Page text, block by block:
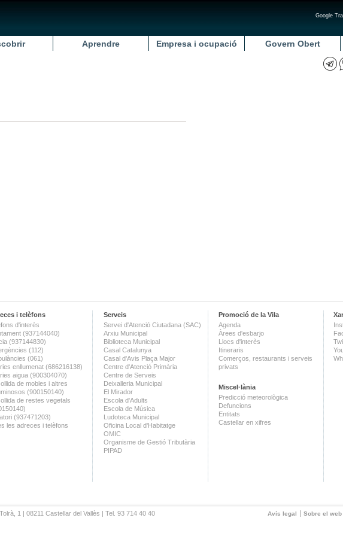
Google
Aprendre Empresa i ocupació Govern Obert
i telèfons
d'interès
(937144040)
(937144830)
(112)
(061)
enllumenat (686216138)
aigua (900304070)
de mobles i altres
(900150140)
de restes vegetals
(937471203)
les adreces i telèfons
Serveis
Servei d'Atenció Ciutadana (SAC)
Arxiu Municipal
Biblioteca Municipal
Casal Catalunya
Casal d'Avis Plaça Major
Centre d'Atenció Primària
Centre de Serveis
Deixalleria Municipal
El Mirador
Escola d'Adults
Escola de Música
Ludoteca Municipal
Oficina Local d'Habitatge
OMIC
Organisme de Gestió Tributària
PIPAD
Promoció de la Vila
Agenda
Àrees d'esbarjo
Llocs d'interès
Itineraris
Comerços, restaurants i serveis
privats
Miscel·lània
Predicció meteorològica
Defuncions
Entitats
Castellar en xifres
Avís legal Sobre el web
1 | 08211 Castellar del Vallès | Tel. 93 714 40 40